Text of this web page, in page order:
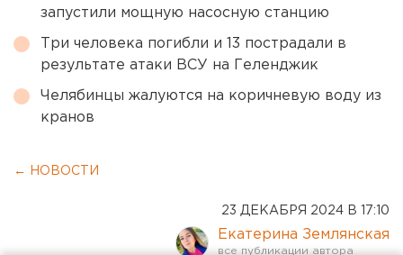
запустили мощную насосную станцию
Три человека погибли и 13 пострадали в
результате атаки ВСУ на Геленджик
Челябинцы жалуются на коричневую воду из
кранов
← НОВОСТИ
23 ДЕКАБРЯ 2024 В 17:10
Екатерина Землянская